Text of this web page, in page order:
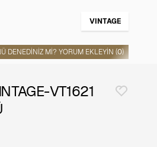
DENEDINIZ MI? YORUM EKLEYIN (0)
VINTAGE
VT1621